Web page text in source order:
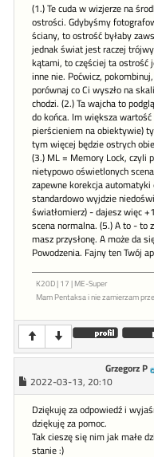
(1.) Te cuda w wizjerze na
ostrości. Gdybyśmy
ściany, to ostrość byłaby
jednak świat jest raczej
kątami, to częściej ta
inne nie. Poćwicz,
porównaj co Ci wyszło na
chodzi. (2.) Ta wajcha to
do końca. Im większa
pierścieniem na obiektywie)
tym więcej będzie ostrych
(3.) ML = Memory Lock, czyli
nietypowo oświetlonych
zapewne korekcja automatyki
standardowo wyjdzie
światłomierz) - dajesz więc
scena normalna. (5.) A to - to
masz przysłonę. A może da
Powodzenia. Fajny ten Twój
K20D | 17 | ME-Super
Mam Pentaksa i nie zamierzam
Grzegorz P
2022-03-13, 20:10
Dziękuję za odpowiedź i
dziękuję za pomoc.
Tak cieszę się nim jak małe
stanie :)